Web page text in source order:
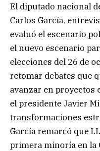
El diputado nacional
Carlos García,
evaluó el escenario
el nuevo escenario
elecciones del 26 de
retomar debates que
avanzar en
el presidente Javier
transformaciones
García remarcó que
primera minoría en la